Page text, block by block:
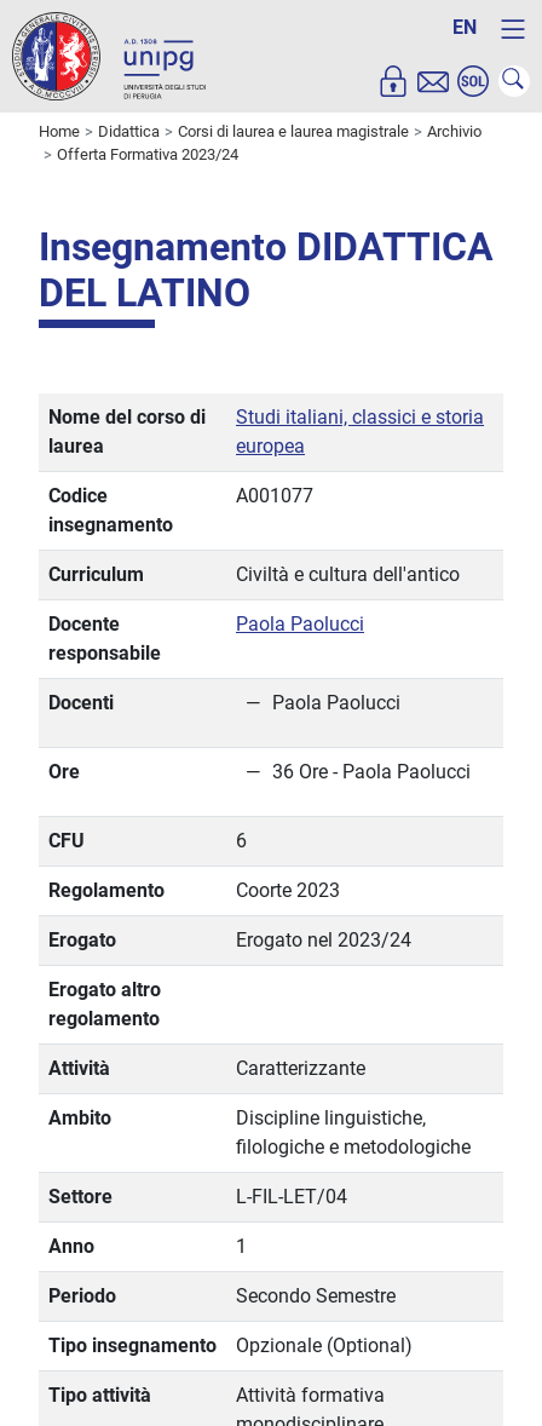
EN
Home Didattica Corsi di laurea e laurea magistrale
Archivio
Offerta Formativa 2023/24
Insegnamento DIDATTICA
DEL LATINO
Nome del corso di
laurea
Studi italiani, classici e storia
europea
Codice
insegnamento
A001077
Curriculum Civiltà e cultura dell'antico
Docente
responsabile
Paola Paolucci
Docenti Paola Paolucci
Ore 36 Ore - Paola Paolucci
CFU 6
Regolamento Coorte 2023
Erogato Erogato nel 2023/24
Erogato altro
regolamento
Attività Caratterizzante
Ambito
Discipline linguistiche,
filologiche e metodologiche
Settore L-FIL-LET/04
Anno 1
Periodo Secondo Semestre
Tipo insegnamento Opzionale (Optional)
Tipo attività
Attività formativa